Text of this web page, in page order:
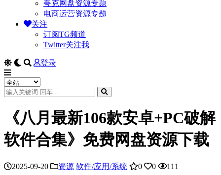
夸克网盘资源专题
电商运营资源专题
关注
订阅TG频道
Twitter关注我
登录
《八月最新106款安卓+PC破解
软件合集》免费网盘资源下载
2025-09-20 资源 软件/应用/系统 0 0 111